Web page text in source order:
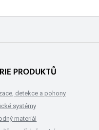
PRODUKTŮ
detekce a pohony
systémy
materiál